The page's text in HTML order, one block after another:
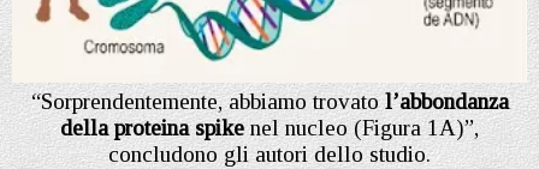
“Sorprendentemente, abbiamo trovatol’abbondanza
della proteina spikenel nucleo (Figura 1A)”,
concludono gli autori dello studio.